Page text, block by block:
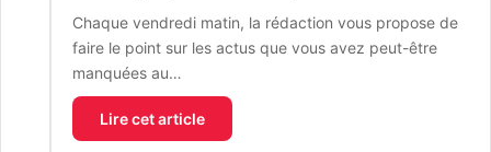
Chaque vendredi matin, la rédaction vous propose de
faire le point sur les actus que vous avez peut-être
manquées au…
Lire cet article